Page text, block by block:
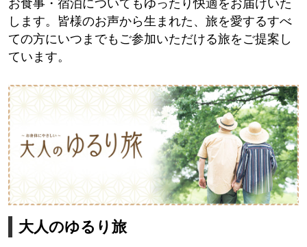
お食事・宿泊についてもゆったり快適をお届けいた
します。皆様のお声から生まれた、旅を愛するすべ
ての方にいつまでもご参加いただける旅をご提案し
ています。
大人のゆるり旅